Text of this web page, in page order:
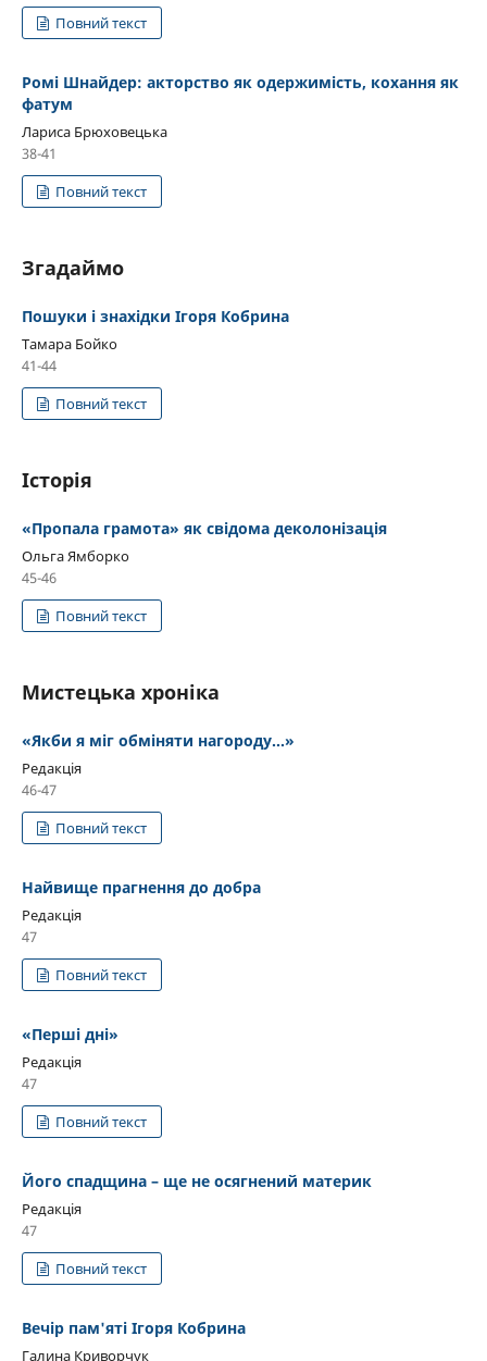
Повний текст
Ромі Шнайдер: акторство як одержимість, кохання як
фатум
Лариса Брюховецька
38-41
Повний текст
Згадаймо
Пошуки і знахідки Ігоря Кобрина
Тамара Бойко
41-44
Повний текст
Історія
«Пропала грамота» як свідома деколонізація
Ольга Ямборко
45-46
Повний текст
Мистецька хроніка
«Якби я міг обміняти нагороду…»
Редакція
46-47
Повний текст
Найвище прагнення до добра
Редакція
47
Повний текст
«Перші дні»
Редакція
47
Повний текст
Його спадщина – ще не осягнений материк
Редакція
47
Повний текст
Вечір пам'яті Ігоря Кобрина
Галина Криворчук